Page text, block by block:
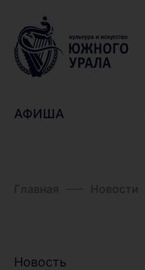
АФИША
Главная Новости
Новость